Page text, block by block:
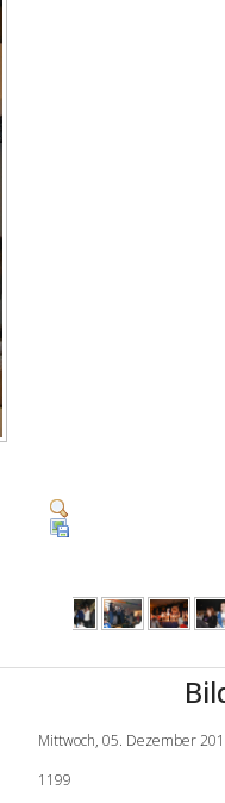
Mittwoch, 05. Dezember
1199